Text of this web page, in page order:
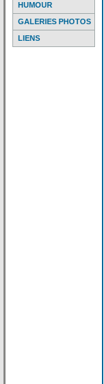
HUMOUR
GALERIES PHOTOS
LIENS